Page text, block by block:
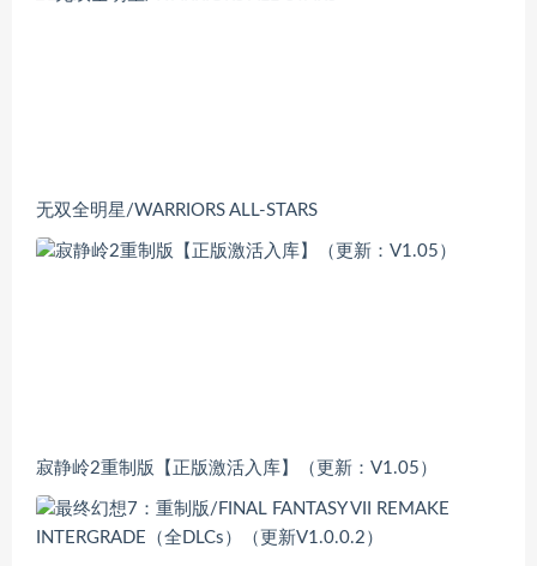
无双全明星/WARRIORS ALL-STARS
寂静岭2重制版【正版激活入库】（更新：V1.05）